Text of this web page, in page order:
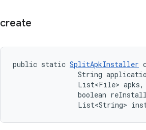
create
public static SplitApkInstaller
String
                List<File> apks,
boolean
List<String>